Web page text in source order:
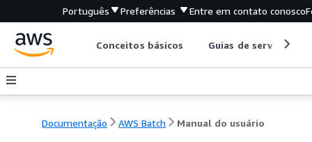
Português Preferências Entre em contato conosco
Conceitos básicos Guias de serviço
Documentação AWS Batch Manual do usuário